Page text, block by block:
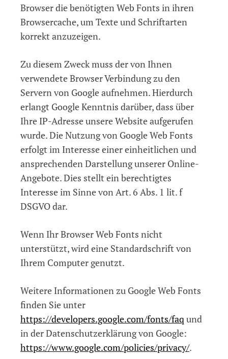
Browser die benötigten Web Fonts in ihren
Browsercache, um Texte und Schriftarten
korrekt anzuzeigen.
Zu diesem Zweck muss der von Ihnen
verwendete Browser Verbindung zu den
Servern von Google aufnehmen. Hierdurch
erlangt Google Kenntnis darüber, dass über
Ihre IP-Adresse unsere Website aufgerufen
wurde. Die Nutzung von Google Web Fonts
erfolgt im Interesse einer einheitlichen und
ansprechenden Darstellung unserer Online-
Angebote. Dies stellt ein berechtigtes
Interesse im Sinne von Art. 6 Abs. 1 lit. f
DSGVO dar.
Wenn Ihr Browser Web Fonts nicht
unterstützt, wird eine Standardschrift von
Ihrem Computer genutzt.
Weitere Informationen zu Google Web Fonts
finden Sie unter
https://developers.google.com/fonts/faq und
in der Datenschutzerklärung von Google:
https://www.google.com/policies/privacy/.